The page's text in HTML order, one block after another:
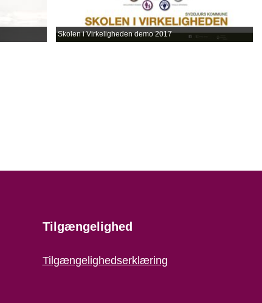
Skolen i Virkeligheden demo 2017
Tilgængelighed
Tilgængelighedserklæring